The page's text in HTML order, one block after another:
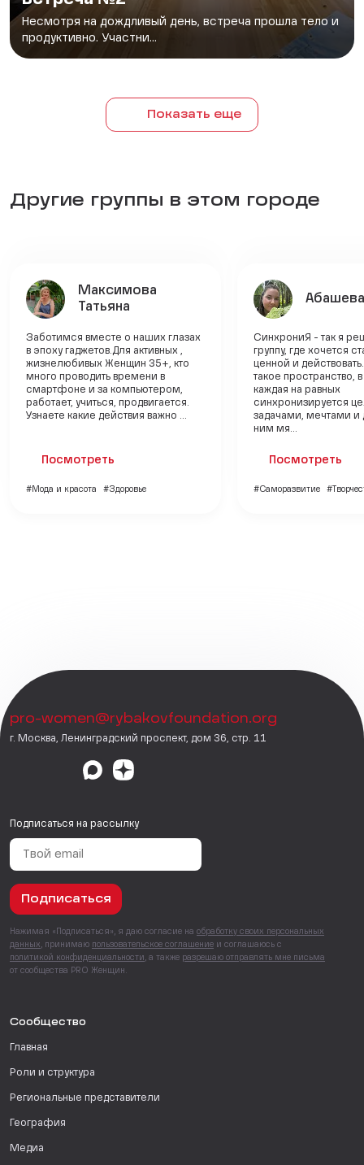
Несмотря на дождливый день, встреча прошла тело и
продуктивно. Участни...
Показать еще
Другие группы в этом городе
Максимова
Татьяна
Заботимся вместе о наших глазах
в эпоху гаджетов.Для активных ,
жизнелюбивых Женщин 35+, кто
много проводить времени в
смартфоне и за компьютером,
работает, учиться, продвигается.
Узнаете какие действия важно ...
Посмотреть
#Мода и красота #Здоровье
СинхрониЯ - так я
группу, где хочется
ценной и
такое пространство,
каждая на равных
синхронизируется
задачами, мечтами и
ним мя...
Посмотреть
#Саморазвитие
pro-women@rybakovfoundation.org
г. Москва, Ленинградский проспект, дом 36, стр. 11
Подписаться на рассылку
Подписаться
Нажимая «Подписаться», я даю согласие на обработку своих персональных
данных , принимаю пользовательское соглашение и соглашаюсь с
политикой конфиденциальности , а также разрешаю отправлять мне письма
от сообщества PRO Женщин.
Сообщество
Главная
Роли и структура
Региональные представители
География
Медиа